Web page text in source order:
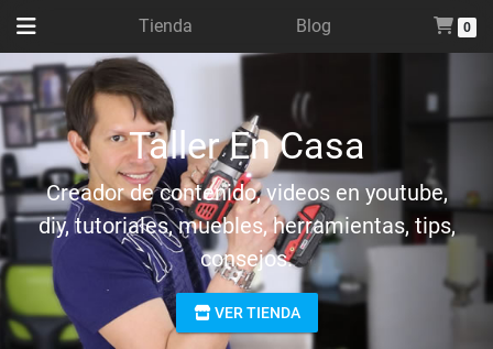
Tienda Blog 0
Taller En Casa
Creador de contenido, videos en youtube,
diy, tutoriales, muebles, herramientas, tips,
consejos.
VER TIENDA